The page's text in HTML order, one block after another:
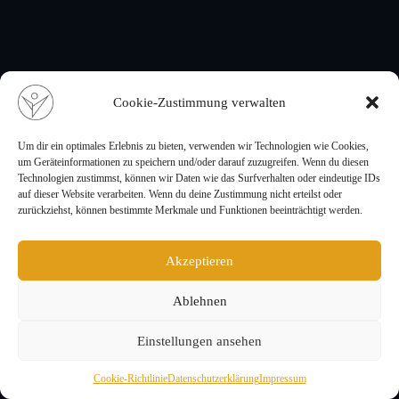
Cookie-Zustimmung verwalten
Um dir ein optimales Erlebnis zu bieten, verwenden wir Technologien wie Cookies,
um Geräteinformationen zu speichern und/oder darauf zuzugreifen. Wenn du diesen
Technologien zustimmst, können wir Daten wie das Surfverhalten oder eindeutige IDs
auf dieser Website verarbeiten. Wenn du deine Zustimmung nicht erteilst oder
zurückziehst, können bestimmte Merkmale und Funktionen beeinträchtigt werden.
Akzeptieren
Ablehnen
Einstellungen ansehen
Cookie-RichtlinieDatenschutzerklärungImpressum